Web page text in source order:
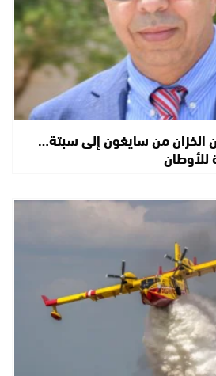
الخزان من سايغون إلى سبتة…
للأوطان